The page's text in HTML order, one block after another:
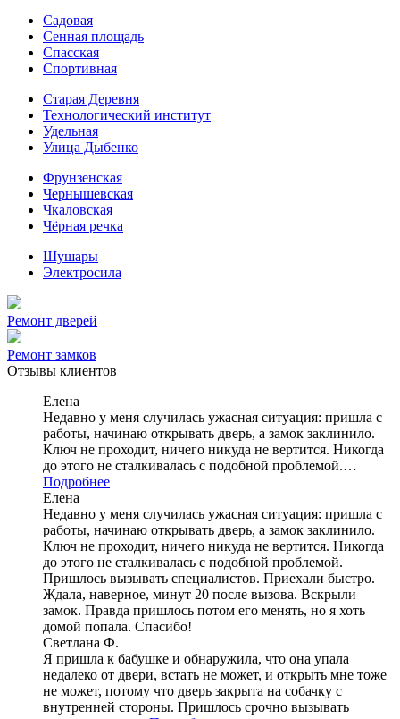
Садовая
Сенная площадь
Спасская
Спортивная
Старая Деревня
Технологический институт
Удельная
Улица Дыбенко
Фрунзенская
Чернышевская
Чкаловская
Чёрная речка
Шушары
Электросила
Ремонт дверей
Ремонт замков
Отзывы клиентов
Елена
Недавно у меня случилась ужасная ситуация: пришла с
работы, начинаю открывать дверь, а замок заклинило.
Ключ не проходит, ничего никуда не вертится. Никогда
до этого не сталкивалась с подобной проблемой.…
Подробнее
Елена
Недавно у меня случилась ужасная ситуация: пришла с
работы, начинаю открывать дверь, а замок заклинило.
Ключ не проходит, ничего никуда не вертится. Никогда
до этого не сталкивалась с подобной проблемой.
Пришлось вызывать специалистов. Приехали быстро.
Ждала, наверное, минут 20 после вызова. Вскрыли
замок. Правда пришлось потом его менять, но я хоть
домой попала. Спасибо!
Светлана Ф.
Я пришла к бабушке и обнаружила, что она упала
недалеко от двери, встать не может, и открыть мне тоже
не может, потому что дверь закрыта на собачку с
внутренней стороны. Пришлось срочно вызывать